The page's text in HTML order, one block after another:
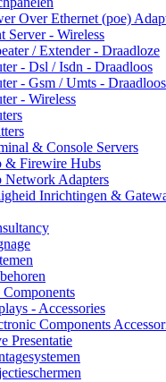
Over Ethernet (poe)
Server - Wireless
/ Extender - Draadloze
- Dsl / Isdn - Draadloos
- Gsm / Umts - Draadloos
- Wireless
& Console Servers
& Firewire Hubs
Network Adapters
Inrichtingen &
- Accessories
Components
Presentatie